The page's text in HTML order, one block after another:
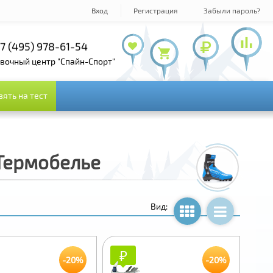
Вход Регистрация Забыли пароль?
+7 (495) 143-73-73
+7 (800) 100-19-72
(495) 978-61-54
центр "Спайн-Спорт"
на тест
на тест
Вид:
-20% ₽₽ -20%